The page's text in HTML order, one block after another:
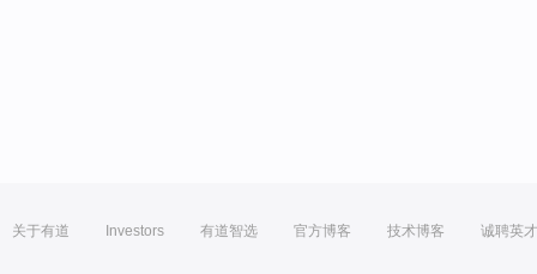
关于有道 Investors 有道智选 官方博客 技术博客 诚聘英才